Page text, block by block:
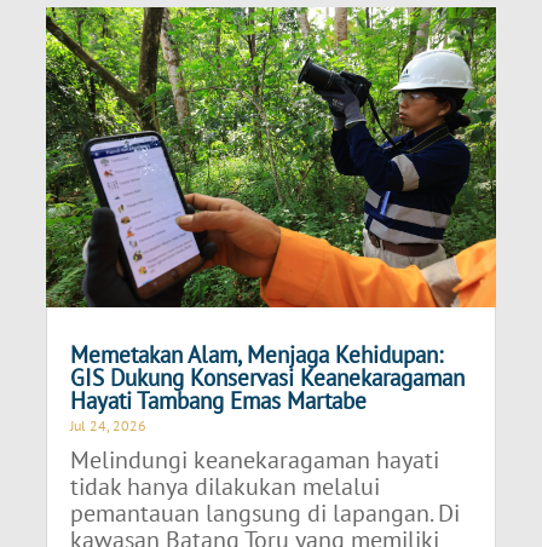
Memetakan Alam, Menjaga Kehidupan:
GIS Dukung Konservasi Keanekaragaman
Hayati Tambang Emas Martabe
Jul 24, 2026
Melindungi keanekaragaman hayati
tidak hanya dilakukan melalui
pemantauan langsung di lapangan. Di
kawasan Batang Toru yang memiliki